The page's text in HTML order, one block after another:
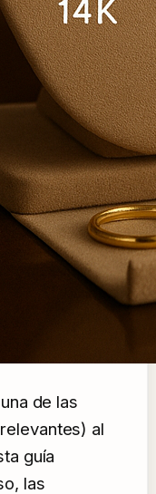
de las
al
guía
las